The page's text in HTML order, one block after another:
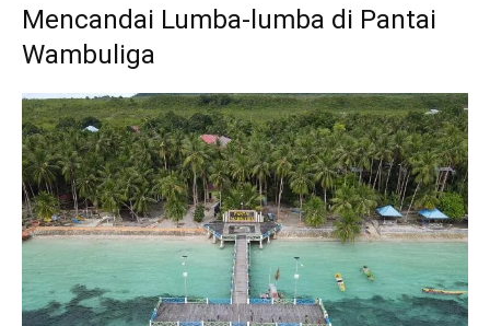
Mencandai Lumba-lumba di Pantai
Wambuliga